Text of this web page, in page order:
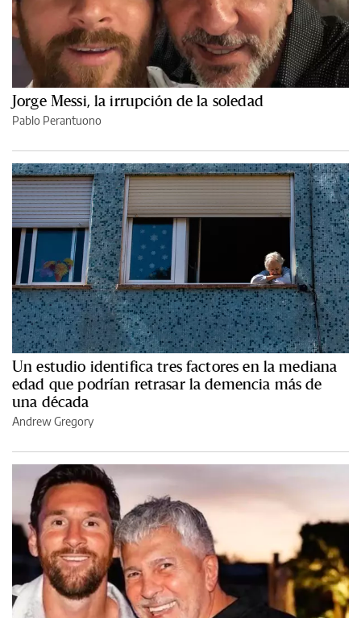
Jorge Messi, la irrupción de la soledad
Pablo Perantuono
Un estudio identifica tres factores en la mediana
edad que podrían retrasar la demencia más de
una década
Andrew Gregory